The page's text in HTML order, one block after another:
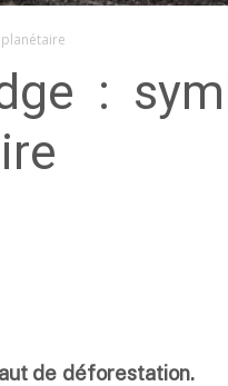
:
de déforestation.